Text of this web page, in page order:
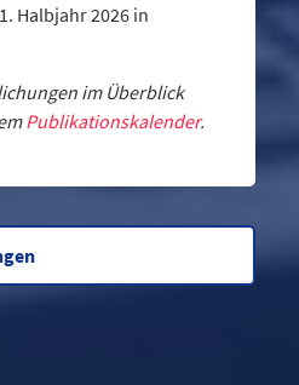
Halbjahr 2026 in
im Überblick
Publikationskalender.